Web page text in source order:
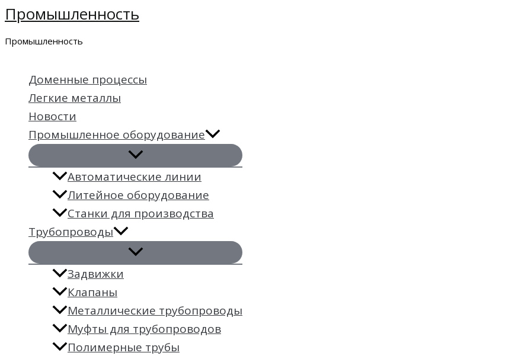
Перейти
содержимому
Промышленность
Промышленность
Доменные процессы
Легкие металлы
Новости
Промышленное оборудование
Автоматические линии
Литейное оборудование
Станки для производства
Трубопроводы
Задвижки
Клапаны
Металлические трубопроводы
Муфты для трубопроводов
Полимерные трубы